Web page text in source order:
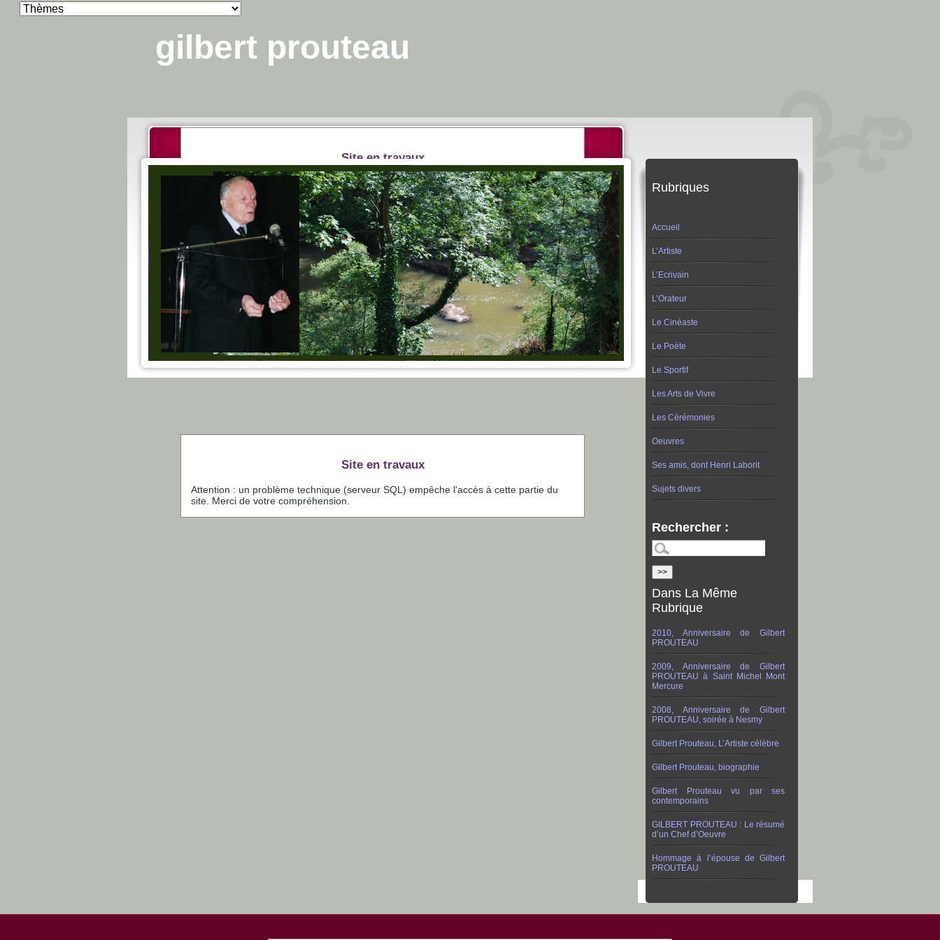
gilbert prouteau
Site en travaux
Attention : un problème technique (serveur SQL) empêche l'accès à cette partie du
site. Merci de votre compréhension.
Site en travaux
Attention : un problème technique (serveur SQL) empêche l'accès à cette partie du
site. Merci de votre compréhension.
Rubriques
Accueil
L’Artiste
L’Ecrivain
L’Orateur
Le Cinéaste
Le Poète
Le Sportif
Les Arts de Vivre
Les Cérémonies
Oeuvres
Ses amis, dont Henri Laborit
Sujets divers
Rechercher :
Dans La Même
Rubrique
2010, Anniversaire de Gilbert
PROUTEAU
2009, Anniversaire de Gilbert
PROUTEAU à Saint Michel Mont
Mercure
2008, Anniversaire de Gilbert
PROUTEAU, soirée à Nesmy
Gilbert Prouteau, L’Artiste célèbre
Gilbert Prouteau, biographie
Gilbert Prouteau vu par ses
contemporains
GILBERT PROUTEAU : Le résumé
d’un Chef d’Oeuvre
Hommage à l’épouse de Gilbert
PROUTEAU